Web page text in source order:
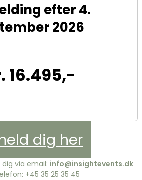
efter 4.
2026
16.495,-
dig her
via email: info@insightevents.dk
+45 35 25 35 45